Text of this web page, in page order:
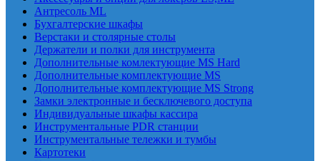
Антресоль ML
Бухгалтерские шкафы
Верстаки и столярные столы
Держатели и полки для инструмента
Дополнительные комлектующие MS Hard
Дополнительные комплектующие MS
Дополнительные комплектующие MS Strong
Замки электронные и бесключевого доступа
Индивидуальные шкафы кассира
Инструментальные PDR станции
Инструментальные тележки и тумбы
Картотеки